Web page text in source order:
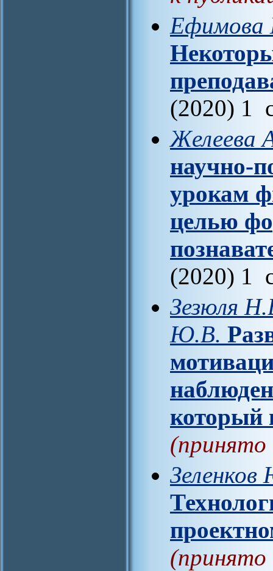
Ефимова
(2020) 1
Желеева
научно-
урокам
целью
(2020) 1
Зезюля
Ю.В.
который
(принято
(принято